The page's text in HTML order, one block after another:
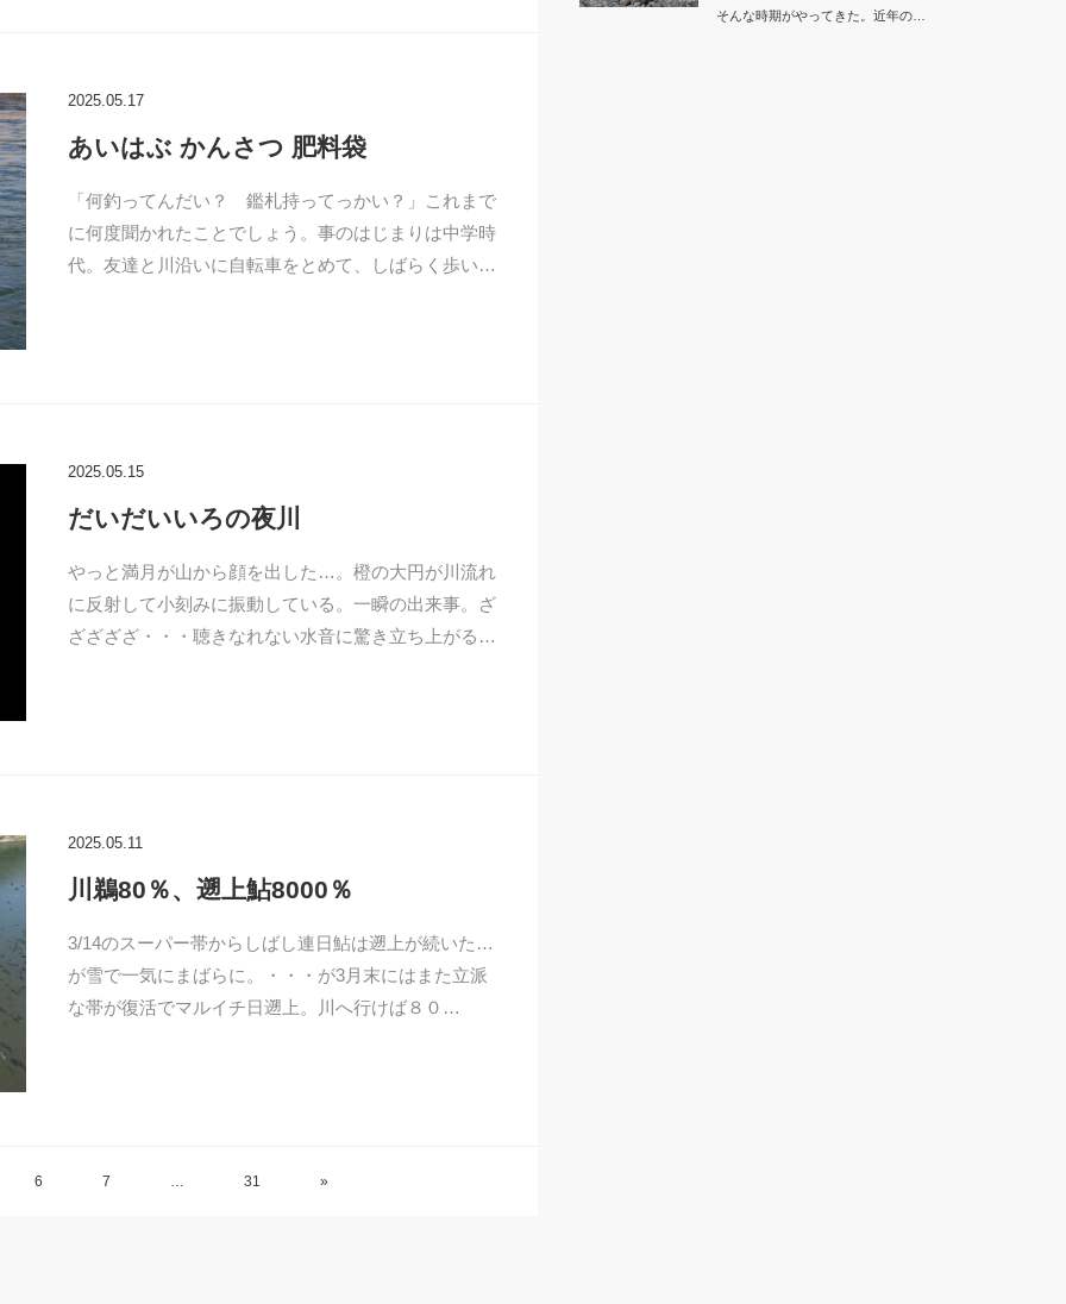
2025.05.17
あいはぶ かんさつ 肥料袋
「何釣ってんだい？ 鑑札持ってっかい？」これまで
に何度聞かれたことでしょう。事のはじまりは中学時
代。友達と川沿いに自転車をとめて、しばらく歩い…
2025.05.15
だいだいいろの夜川
やっと満月が山から顔を出した…。橙の大円が川流れ
に反射して小刻みに振動している。一瞬の出来事。ざ
ざざざざ・・・聴きなれない水音に驚き立ち上がる…
2025.05.11
川鵜80％、遡上鮎8000％
3/14のスーパー帯からしばし連日鮎は遡上が続いた…
が雪で一気にまばらに。・・・が3月末にはまた立派
な帯が復活でマルイチ日遡上。川へ行けば８０…
6 7 … 31 »
そんな時期がやってきた。近年の…